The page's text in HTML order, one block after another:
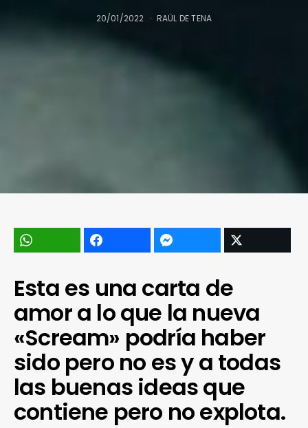
20/01/2022 RAÜL DE TENA
Esta es una carta de
amor a lo que la nueva
«Scream» podría haber
sido pero no es y a todas
las buenas ideas que
contiene pero no explota.